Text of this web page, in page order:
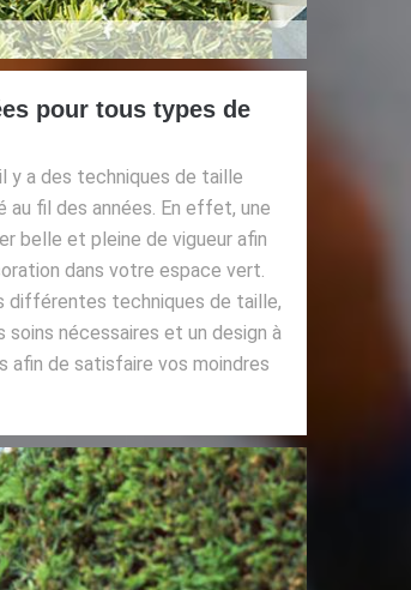
pour tous types de
y a des techniques de taille
au fil des années. En effet, une
belle et pleine de vigueur afin
dans votre espace vert.
différentes techniques de taille,
nécessaires et un design à
afin de satisfaire vos moindres